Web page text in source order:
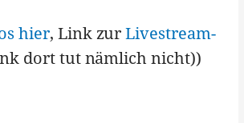
hier, Link zurLivestream-
dort tut nämlich nicht))